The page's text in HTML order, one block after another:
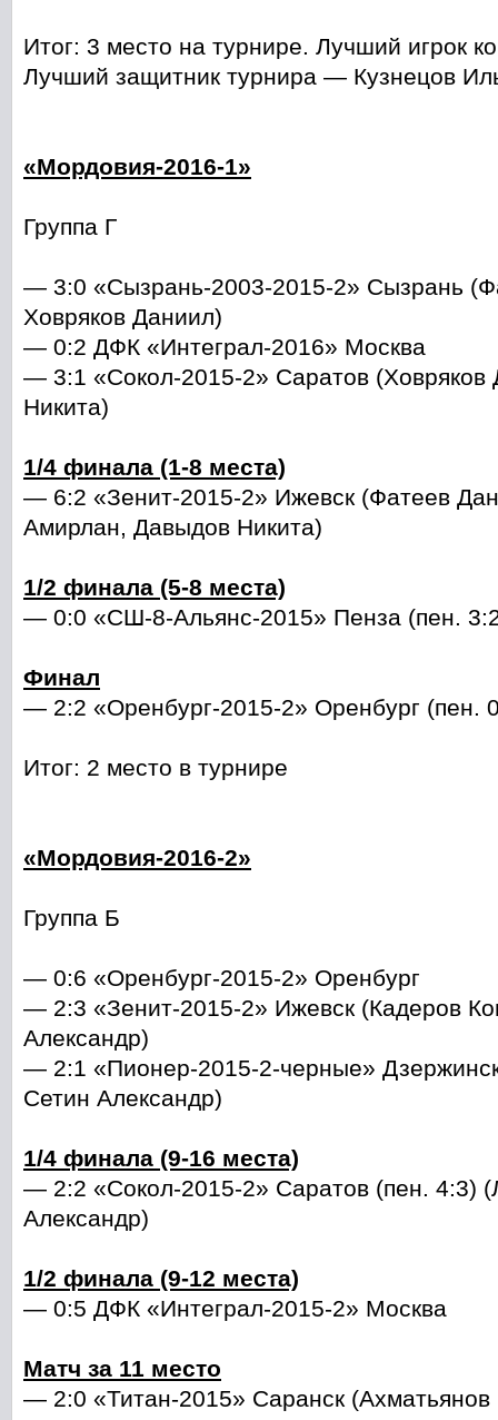
Итог: 3 место на турнире. Лучший игрок
Лучший защитник турнира — Кузнецов
«Мордовия-2016-1»
Группа Г
— 3:0 «Сызрань-2003-2015-2» Сызрань
Ховряков Даниил)
— 0:2 ДФК «Интеграл-2016» Москва
— 3:1 «Сокол-2015-2» Саратов (Ховряков
Никита)
1/4 финала (1-8 места)
— 6:2 «Зенит-2015-2» Ижевск (Фатеев
Амирлан, Давыдов Никита)
1/2 финала (5-8 места)
— 0:0 «СШ-8-Альянс-2015» Пенза (пен.
Финал
— 2:2 «Оренбург-2015-2» Оренбург (пен.
Итог: 2 место в турнире
«Мордовия-2016-2»
Группа Б
— 0:6 «Оренбург-2015-2» Оренбург
— 2:3 «Зенит-2015-2» Ижевск (Кадеров
Александр)
— 2:1 «Пионер-2015-2-черные»
Сетин Александр)
1/4 финала (9-16 места)
— 2:2 «Сокол-2015-2» Саратов (пен. 4:3)
Александр)
1/2 финала (9-12 места)
— 0:5 ДФК «Интеграл-2015-2» Москва
Матч за 11 место
— 2:0 «Титан-2015» Саранск (Ахматьянов